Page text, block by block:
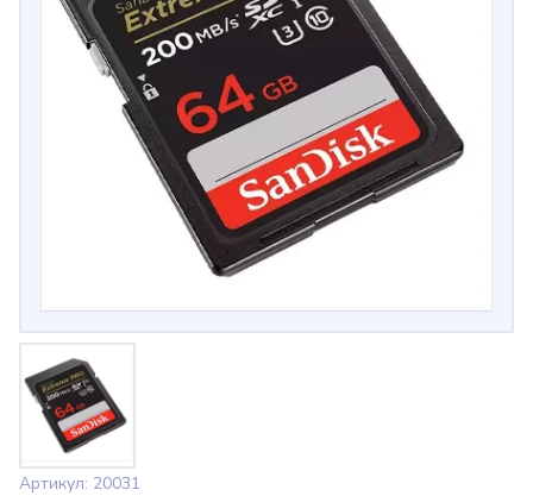
Артикул: 20031